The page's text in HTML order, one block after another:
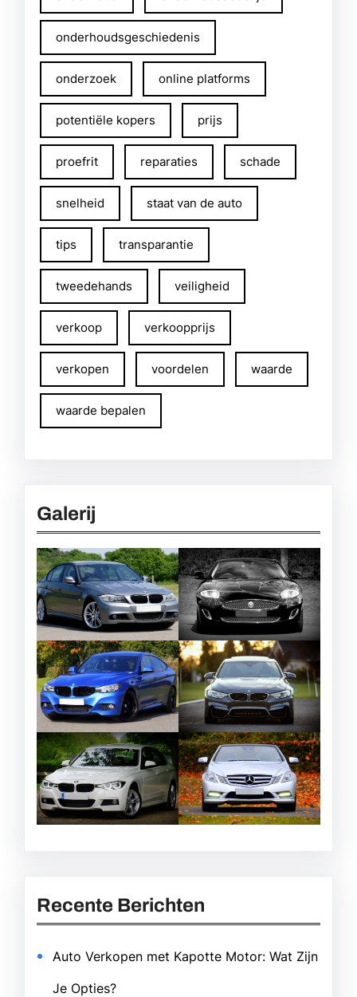
onderhoudsgeschiedenis
onderzoek online platforms
potentiële kopers prijs
proefrit reparaties schade
snelheid staat van de auto
tips transparantie
tweedehands veiligheid
verkoop verkoopprijs
verkopen voordelen waarde
waarde bepalen
Galerij
Recente Berichten
Auto Verkopen met Kapotte Motor: Wat Zijn
Je Opties?